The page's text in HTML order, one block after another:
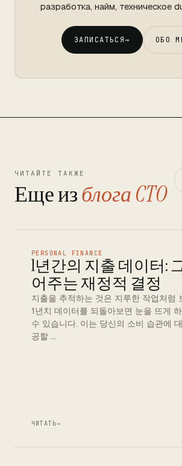
разработка, найм, техническое
ЗАПИСАТЬСЯ→ ОБО
ЧИТАЙТЕ ТАКЖЕ
Еще изблога CTO
PERSONAL FINANCE
1년간의 지출 데이터:
어주는 재정적 결정
지출을 추적하는 것은 지루한 작업처럼
1년치 데이터를 되돌아보면 눈을 뜨게
수 있습니다. 이는 당신의 소비 습관에
공할 …
ЧИТАТЬ→